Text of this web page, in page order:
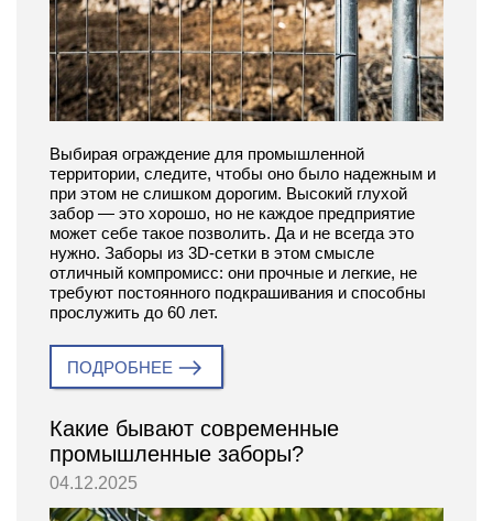
Выбирая ограждение для промышленной
территории, следите, чтобы оно было надежным и
при этом не слишком дорогим. Высокий глухой
забор — это хорошо, но не каждое предприятие
может себе такое позволить. Да и не всегда это
нужно. Заборы из 3D-сетки в этом смысле
отличный компромисс: они прочные и легкие, не
требуют постоянного подкрашивания и способны
прослужить до 60 лет.
ПОДРОБНЕЕ
Какие бывают современные
промышленные заборы?
04.12.2025